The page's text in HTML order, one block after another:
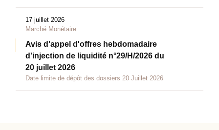
17 juillet 2026
Marché Monétaire
Avis d'appel d'offres hebdomadaire
d'injection de liquidité n°29/H/2026 du
20 juillet 2026
Date limite de dépôt des dossiers 20 Juillet 2026